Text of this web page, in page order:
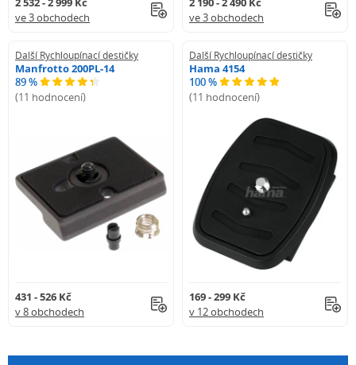
ve 3 obchodech
ve 3 obchodech
Další Rychloupínací destičky
Manfrotto 200PL-14
89 %
(11 hodnocení)
431 - 526 Kč
v 8 obchodech
Další Rychloupínací destičky
Hama 4154
100 %
(11 hodnocení)
169 - 299 Kč
v 12 obchodech